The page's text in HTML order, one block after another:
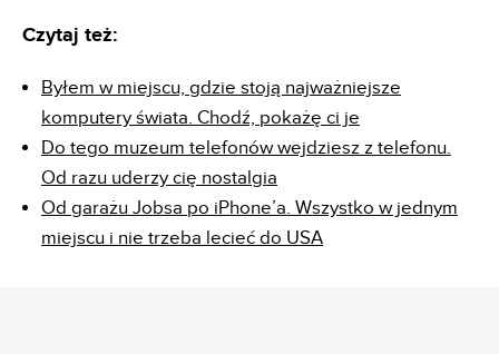
Czytaj też:
Byłem w miejscu, gdzie stoją najważniejsze
komputery świata. Chodź, pokażę ci je
Do tego muzeum telefonów wejdziesz z telefonu.
Od razu uderzy cię nostalgia
Od garażu Jobsa po iPhone’a. Wszystko w jednym
miejscu i nie trzeba lecieć do USA